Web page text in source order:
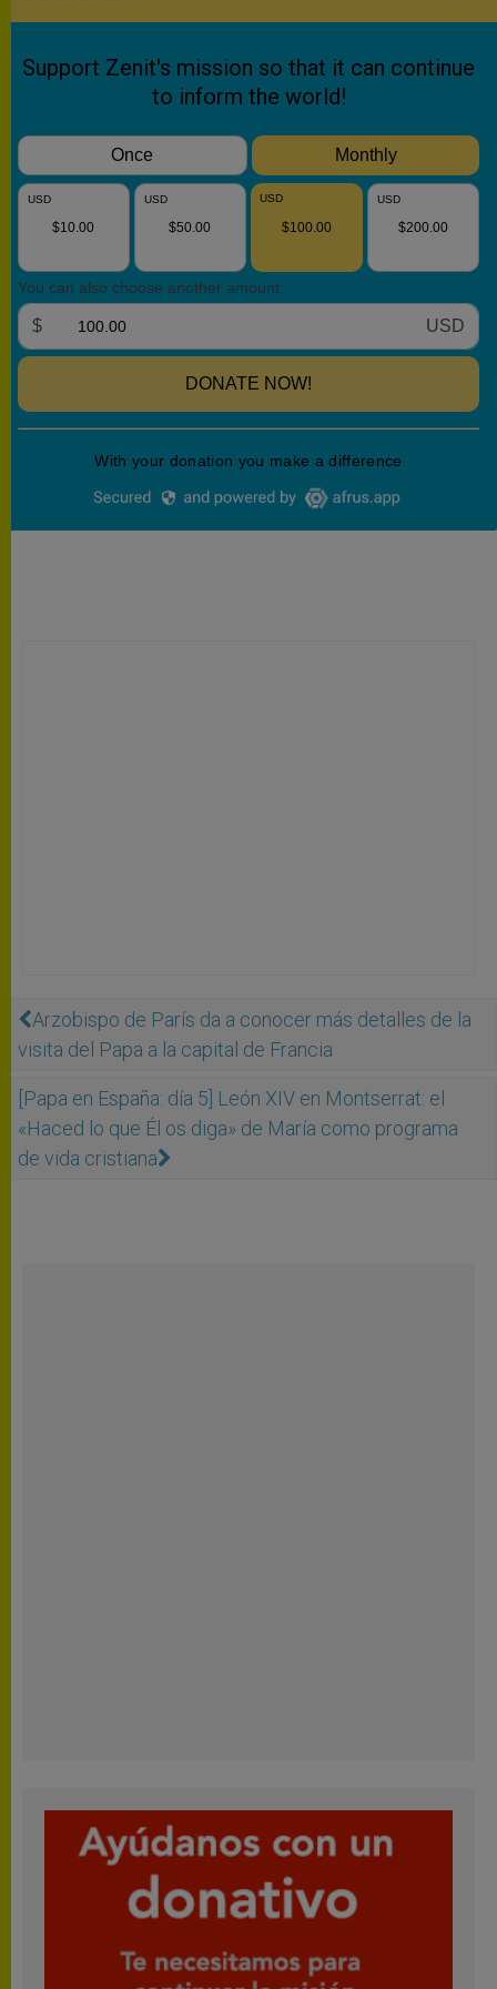
Arzobispo de París da a conocer más detalles de la
visita del Papa a la capital de Francia
[Papa en España: día 5] León XIV en Montserrat: el
«Haced lo que Él os diga» de María como programa
de vida cristiana